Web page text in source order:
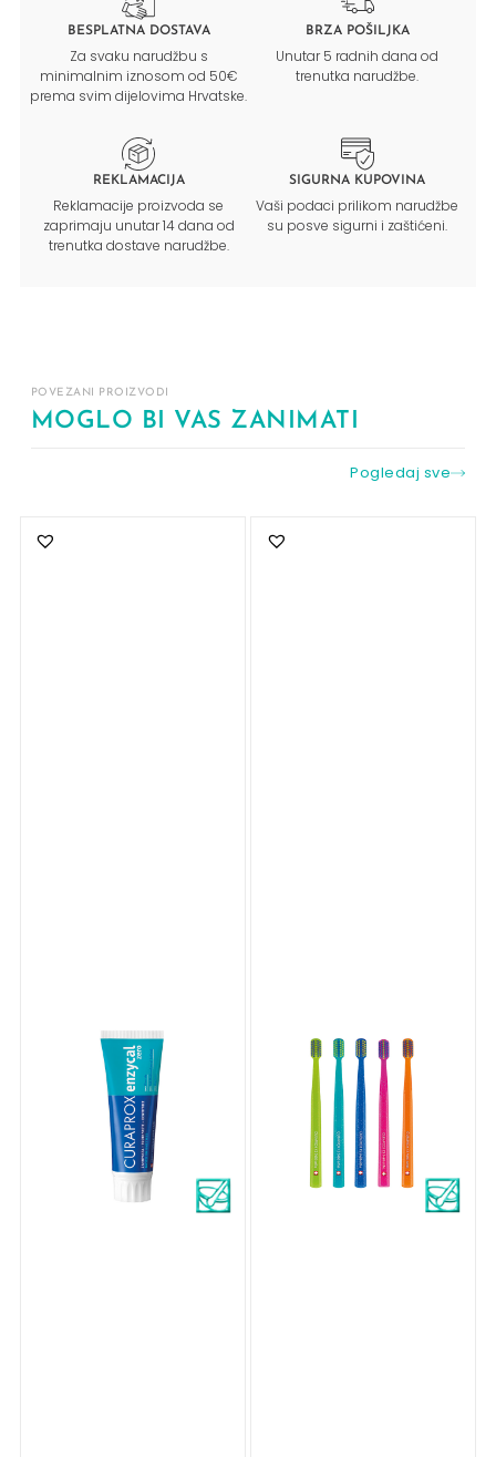
BESPLATNA DOSTAVA
Za svaku narudžbu s
minimalnim iznosom od 50€
prema svim dijelovima Hrvatske.
BRZA POŠILJKA
Unutar 5 radnih dana od
trenutka narudžbe.
REKLAMACIJA
Reklamacije proizvoda se
zaprimaju unutar 14 dana od
trenutka dostave narudžbe.
SIGURNA KUPOVINA
Vaši podaci prilikom narudžbe
su posve sigurni i zaštićeni.
POVEZANI PROIZVODI
MOGLO BI VAS ZANIMATI
Pogledaj sve